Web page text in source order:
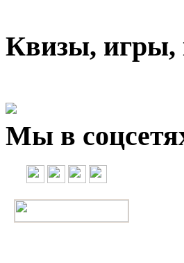
Квизы, игры,
Мы в